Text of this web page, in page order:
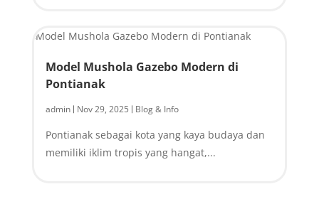
Model Mushola Gazebo Modern di
Pontianak
admin | Nov 29, 2025 | Blog & Info
Pontianak sebagai kota yang kaya budaya dan
memiliki iklim tropis yang hangat,...